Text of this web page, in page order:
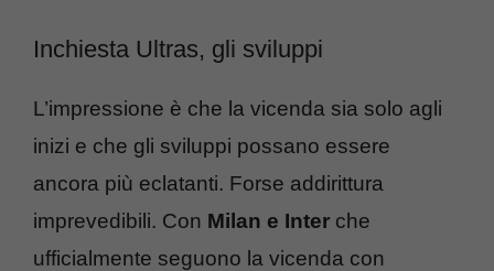
Inchiesta Ultras, gli sviluppi
L’impressione è che la vicenda sia solo agli
inizi e che gli sviluppi possano essere
ancora più eclatanti. Forse addirittura
imprevedibili. Con Milan e Inter che
ufficialmente seguono la vicenda con